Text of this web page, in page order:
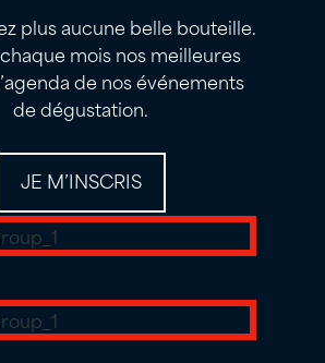
plus aucune belle bouteille.
mois nos meilleures
de nos événements
de dégustation.
JE M’INSCRIS